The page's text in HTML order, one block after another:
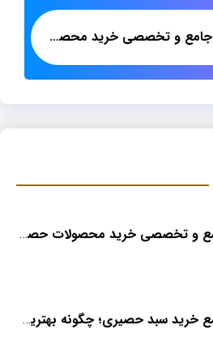
راهنمای جامع و تخصصی خرید محصولات حصیری؛ هنر اصیل در دکوراسیون مدرن (بخش اول)
راهنمای جامع و تخصصی خرید محصولات حصیری؛ هنر اصیل در دکوراسیون مدرن (بخش اول)
راهنمای جامع خرید سبد حصیری؛ چگونه بهترین کیفیت را در «هدیکا» تشخیص دهیم؟